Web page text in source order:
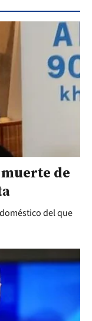
de
del que